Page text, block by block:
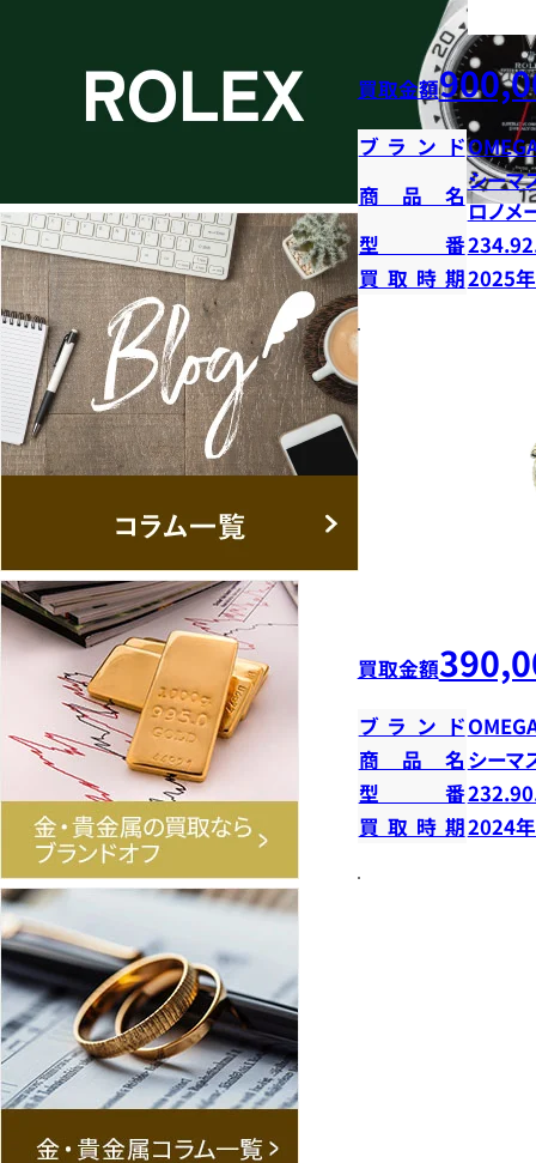
買取金額
ブランド
商品名
シーマ
ロノメ
型番
買取時期2025
買取金額
ブランド
商品名 シーマ
型番
買取時期2024